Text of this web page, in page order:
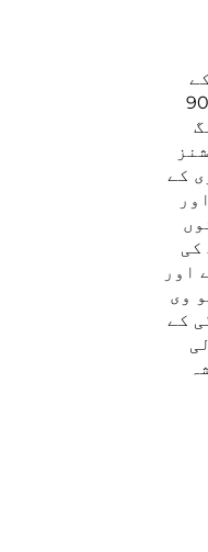
لیے بے مثال طاقت اور دیمک فراہم کرتا ہے۔ یہ ٹیکس 45، 70 اور 90
کے
کی
اور
وی
کے